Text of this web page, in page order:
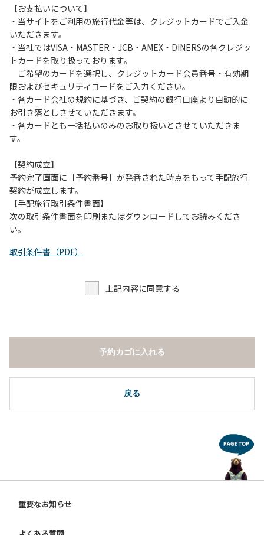
は、お持ち帰りをお願いします。
【禁止事項】
カラオケ、発電機、地面での直火による焚き火、キャンプフ
ァイヤー、打ち上げ式花火、テントサウナの設置
【注意事項】
当キャンプ場のそばを流れる歴舟川は、上流で雨が降ると短
時間で増水し、川原で遊んでいると大変危険な状態になりや
すく、過去にも増水により人が流される事故が数件起きてい
（１）川原にテントやタープを張らない。
（２）雨が降ったときは川原で遊ばない。
（３）カムイコタン公園キャンプ場で雨が降らなくても、上
流で雨が降り急に増水することがあるので、水の濁りに注意
し、濁り始めたときには直ちに川原での遊びを中止する。
（４）キャンプ場の管理者や地元住民から川についての注意
【お支払いについて】
・当サイトをご利用の旅行代金等は、クレジットカードでご入金
いただきます。
・当社ではVISA・MASTER・JCB・AMEX・DINERSの各クレジッ
トカードを取り扱っております。
ご希望のカードを選択し、クレジットカード会員番号・有効期
限およびセキュリティコードをご入力ください。
・各カード会社の規約に基づき、ご契約の銀行口座より自動的に
お引き落としさせていただきます。
・各カードとも一括払いのみのお取り扱いとさせていただきま
す。
【契約成立】
予約完了画面に［予約番号］が発番された時点をもって手配旅行
契約が成立します。
【手配旅行取引条件書面】
次の取引条件書面を印刷またはダウンロードしてお読みくださ
い。
取引条件書（PDF）
上記内容に同意する
戻る
予約カゴに入れる
重要なお知らせ